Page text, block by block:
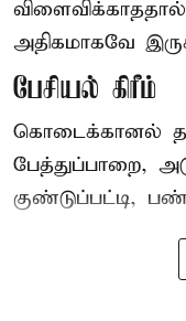
அதிகமாகவே
பேசியல் கிரீம்
கொடைக்கானல்
பேத்துப்பாறை,
குண்டுப்பட்டி,